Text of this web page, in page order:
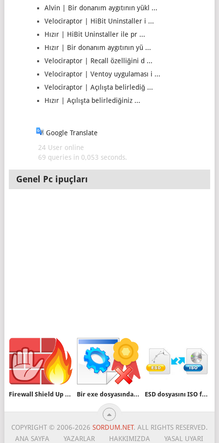
Alvin | Bir donanım aygıtının yükl ...
Velociraptor | HiBit Uninstaller i ...
Hızır | HiBit Uninstaller ile pr ...
Hızır | Bir donanım aygıtının yü ...
Velociraptor | Recall özelliğini d ...
Velociraptor | Ventoy uygulaması i ...
Velociraptor | Açılışta belirlediğ ...
Hızır | Açılışta belirlediğiniz ...
Google Translate
24 User online
69 queries in 0,053 seconds.
Genel Pc ipuçları
Firewall Shield Up modu nedir nasıl etkinleştirilir Bir exe dosyasındaki dijital imza nasıl kaldırılır ESD dosyasını ISO formatına çevirelim
COPYRIGHT © 2006-2026 SORDUM.NET. ALL RIGHTS RESERVED.
ANA SAYFA
YAZARLAR HAKKIMIZDA YASAL UYARI